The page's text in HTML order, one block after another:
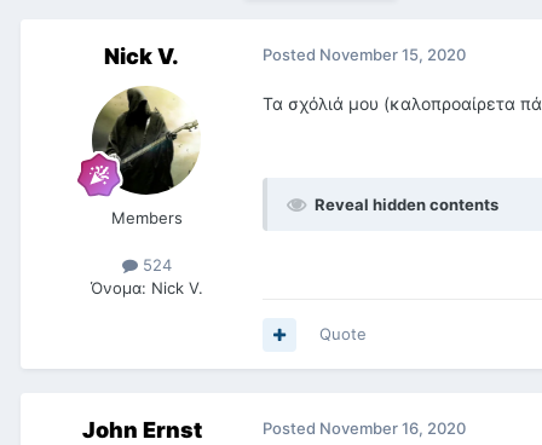
Nick V.
Members
524
Όνομα: Nick V.
Posted November 15, 2020
Τα σχόλιά μου (καλοπροαίρετα
Reveal hidden contents
Quote
John Ernst Posted November 16, 2020